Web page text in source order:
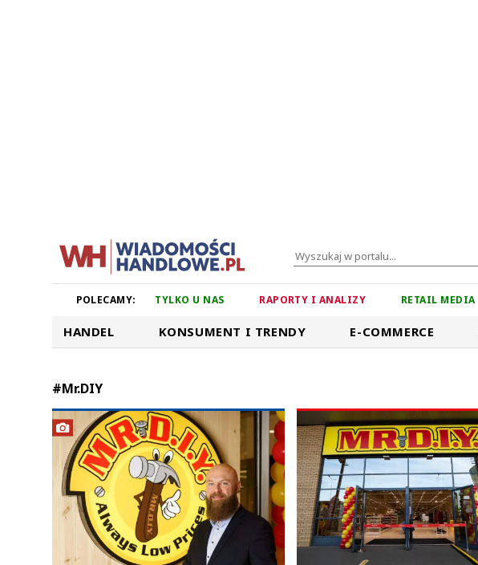
POLECAMY: TYLKO U NAS RAPORTY I ANALIZY RETAIL MEDIA
HANDEL KONSUMENT I TRENDY E-COMMERCE
#Mr.DIY